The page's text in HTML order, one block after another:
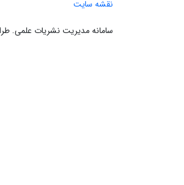
نقشه سایت
سامانه مدیریت نشریات علمی.